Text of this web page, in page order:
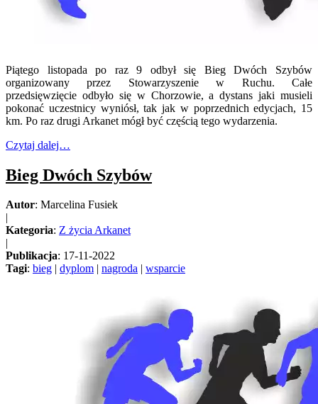
Piątego listopada po raz 9 odbył się Bieg Dwóch Szybów
organizowany przez Stowarzyszenie w Ruchu. Całe
przedsięwzięcie odbyło się w Chorzowie, a dystans jaki musieli
pokonać uczestnicy wyniósł, tak jak w poprzednich edycjach, 15
km. Po raz drugi Arkanet mógł być częścią tego wydarzenia.
Czytaj dalej…
Bieg Dwóch Szybów
Autor: Marcelina Fusiek
|
Kategoria: Z życia Arkanet
|
Publikacja: 17-11-2022
Tagi: bieg | dyplom | nagroda | wsparcie